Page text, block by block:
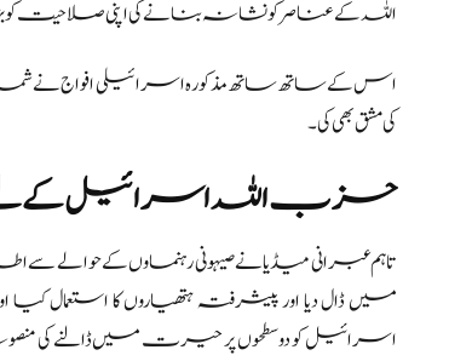
اللہ کے عناصر کو نشانہ بنانے کی اپنی صلاحیت
اس کے ساتھ ساتھ مذکورہ اسرائیلی افواج نے
کی مشق بھی کی۔
حزب اللہ اسرائیل کے لئے
تاہم عبرانی میڈیا نے صیہونی رہنماوں کے
میں ڈال دیا اور پیشرفتہ ہتھیاروں کا
اسرائیل کو دو سطحوں پر حیرت میں ڈالنے کی